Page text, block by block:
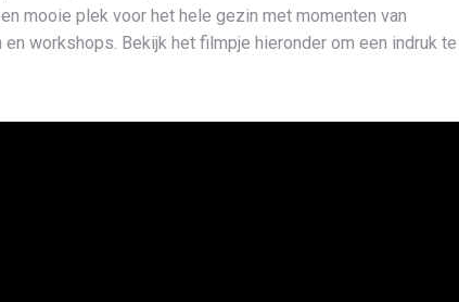
mooie plek voor het hele gezin met momenten van
workshops. Bekijk het filmpje hieronder om een indruk te